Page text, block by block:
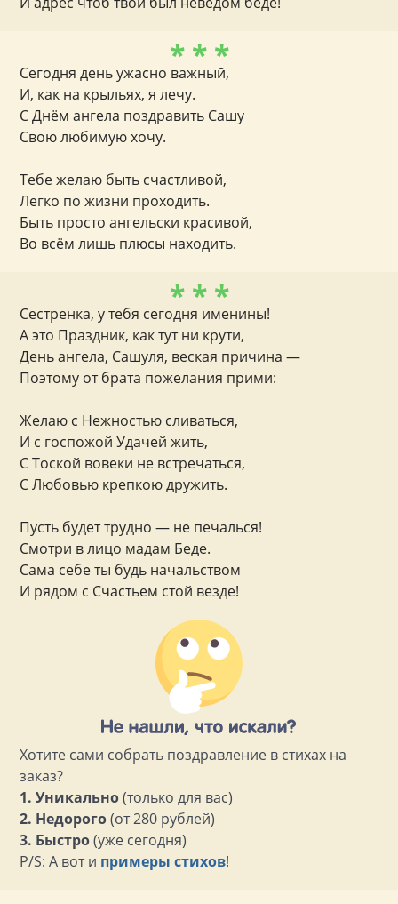
* * *
Сегодня день ужасно важный,
И, как на крыльях, я лечу.
С Днём ангела поздравить Сашу
Свою любимую хочу.
Тебе желаю быть счастливой,
Легко по жизни проходить.
Быть просто ангельски красивой,
Во всём лишь плюсы находить.
* * *
Сестренка, у тебя сегодня именины!
А это Праздник, как тут ни крути,
День ангела, Сашуля, веская причина —
Поэтому от брата пожелания прими:
Желаю с Нежностью сливаться,
И с госпожой Удачей жить,
С Тоской вовеки не встречаться,
С Любовью крепкою дружить.
Пусть будет трудно — не печалься!
Смотри в лицо мадам Беде.
Сама себе ты будь начальством
И рядом с Счастьем стой везде!
Хотите сами собрать поздравление в стихах на
заказ?
1. Уникально(только для вас)
2. Недорого(от 280 рублей)
3. Быстро(уже сегодня)
P/S: А вот и примеры стихов!